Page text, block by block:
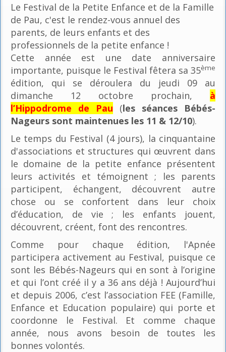
Le Festival de la Petite Enfance et de la Famille
de Pau, c'est le rendez-vous annuel des
parents, de leurs enfants et des
professionnels de la petite enfance !
Cette année est une date anniversaire
importante, puisque le Festival fêtera sa 35ème
édition, qui se déroulera du jeudi 09 au
dimanche 12 octobre prochain, à
l’Hippodrome de Pau (les séances Bébés-
Nageurs sont maintenues les 11 & 12/10).
Le temps du Festival (4 jours), la cinquantaine
d'associations et structures qui œuvrent dans
le domaine de la petite enfance présentent
leurs activités et témoignent ; les parents
participent, échangent, découvrent autre
chose ou se confortent dans leur choix
d’éducation, de vie ; les enfants jouent,
découvrent, créent, font des rencontres.
Comme pour chaque édition, l'Apnée
participera activement au Festival, puisque ce
sont les Bébés-Nageurs qui en sont à l’origine
et qui l’ont créé il y a 36 ans déjà ! Aujourd’hui
et depuis 2006, c’est l’association FEE (Famille,
Enfance et Education populaire) qui porte et
coordonne le Festival. Et comme chaque
année, nous avons besoin de toutes les
bonnes volontés.